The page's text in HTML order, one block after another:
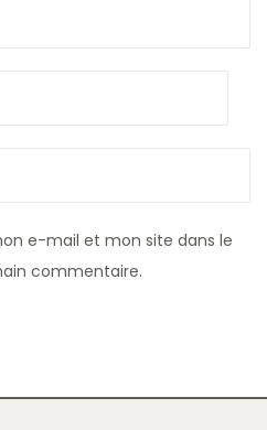
e-mail et mon site dans le
commentaire.